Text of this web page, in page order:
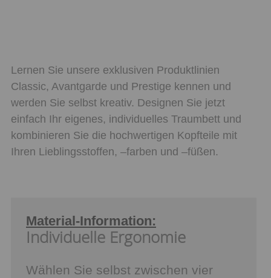
Lernen Sie unsere exklusiven Produktlinien
Classic, Avantgarde und Prestige kennen und
werden Sie selbst kreativ. Designen Sie jetzt
einfach Ihr eigenes, individuelles Traumbett und
kombinieren Sie die hochwertigen Kopfteile mit
Ihren Lieblingsstoffen, ‒farben und ‒füßen.
Material-Information:
Individuelle Ergonomie
Wählen Sie selbst zwischen vier